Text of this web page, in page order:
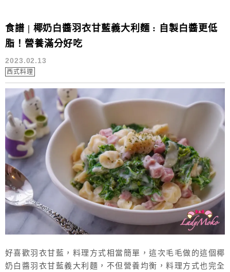
食譜 | 椰奶白醬羽衣甘藍義大利麵 : 自製白醬更低
脂！營養滿分好吃
2023.02.13
西式料理
好喜歡羽衣甘藍，料理方式相當簡單，這次毛毛做的這個椰
奶白醬羽衣甘藍義大利麵，不但營養均衡，料理方式也完全